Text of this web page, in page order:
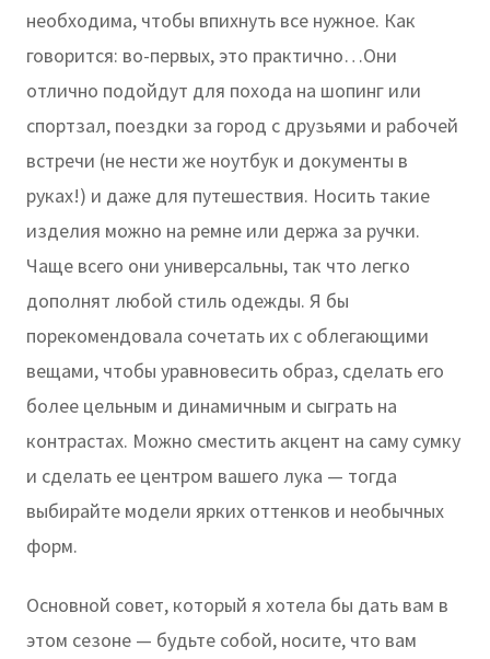
необходима, чтобы впихнуть все нужное. Как
говорится: во-первых, это практично…Они
отлично подойдут для похода на шопинг или
спортзал, поездки за город с друзьями и рабочей
встречи (не нести же ноутбук и документы в
руках!) и даже для путешествия. Носить такие
изделия можно на ремне или держа за ручки.
Чаще всего они универсальны, так что легко
дополнят любой стиль одежды. Я бы
порекомендовала сочетать их с облегающими
вещами, чтобы уравновесить образ, сделать его
более цельным и динамичным и сыграть на
контрастах. Можно сместить акцент на саму сумку
и сделать ее центром вашего лука — тогда
выбирайте модели ярких оттенков и необычных
форм.
Основной совет, который я хотела бы дать вам в
этом сезоне — будьте собой, носите, что вам